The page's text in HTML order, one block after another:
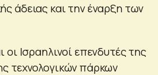
άδειας και την έναρξη των
οι Ισραηλινοί επενδυτές της
τεχνολογικών πάρκων